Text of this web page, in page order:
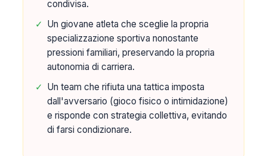
condivisa.
✓ Un giovane atleta che sceglie la propria
specializzazione sportiva nonostante
pressioni familiari, preservando la propria
autonomia di carriera.
✓ Un team che rifiuta una tattica imposta
dall'avversario (gioco fisico o intimidazione)
e risponde con strategia collettiva, evitando
di farsi condizionare.